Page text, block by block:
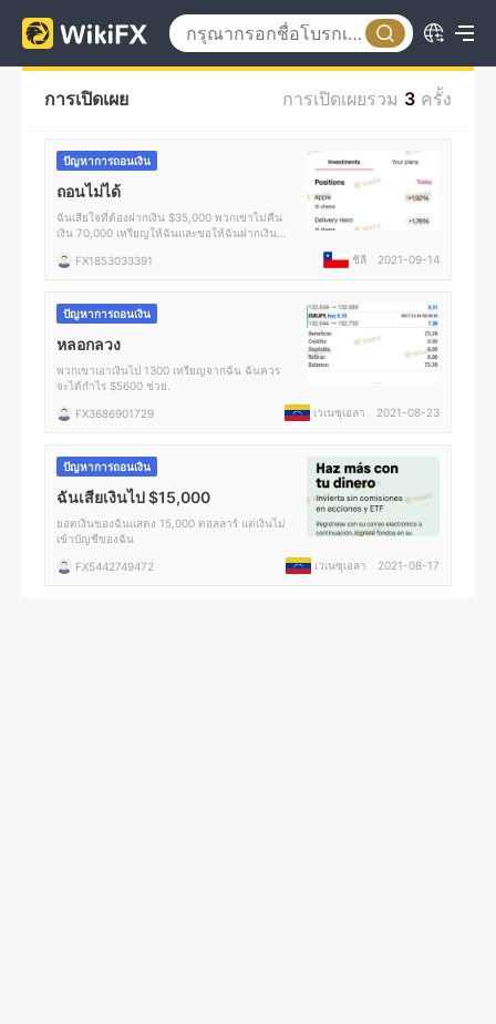
การเปิดเผย การเปิดเผยรวม 3 ครั้ง
ปัญหาการถอนเงิน
ถอนไม่ได้
ฉันเสียใจที่ต้องฝากเงิน $35,000 พวกเขาไม่คืน
เงิน 70,000 เหรียญให้ฉันและขอให้ฉันฝากเงิน
FX1853033391
ชิลี 2021-09-14
ปัญหาการถอนเงิน
หลอกลวง
พวกเขาเอาเงินไป 1300 เหรียญจากฉัน ฉันควร
จะได้กำไร $5600 ช่วย.
FX3686901729 เวเนซุเอลา 2021-08-23
ปัญหาการถอนเงิน
ฉันเสียเงินไป $15,000
ยอดเงินของฉันแสดง 15,000 ดอลลาร์ แต่เงินไม่
เข้าบัญชีของฉัน
FX5442749472 เวเนซุเอลา 2021-08-17